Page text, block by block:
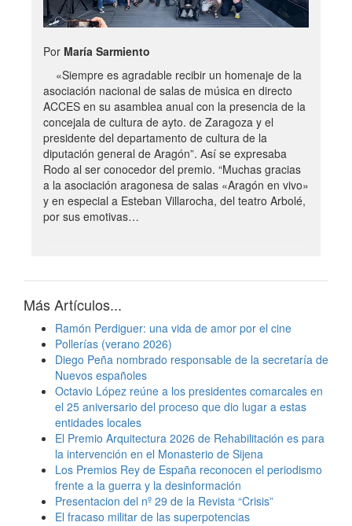
Por María Sarmiento
«Siempre es agradable recibir un homenaje de la
asociación nacional de salas de música en directo
ACCES en su asamblea anual con la presencia de la
concejala de cultura de ayto. de Zaragoza y el
presidente del departamento de cultura de la
diputación general de Aragón”. Así se expresaba
Rodo al ser conocedor del premio. “Muchas gracias
a la asociación aragonesa de salas «Aragón en vivo»
y en especial a Esteban Villarocha, del teatro Arbolé,
por sus emotivas…
Más Artículos...
Ramón Perdiguer: una vida de amor por el cine
Pollerías (verano 2026)
Diego Peña nombrado responsable de la secretaría de
Nuevos españoles
Octavio López reúne a los presidentes comarcales en
el 25 aniversario del proceso que dio lugar a estas
entidades locales
El Premio Arquitectura 2026 de Rehabilitación es para
la intervención en el Monasterio de Sijena
Los Premios Rey de España reconocen el periodismo
frente a la guerra y la desinformación
Presentacion del nº 29 de la Revista “Crisis”
El fracaso militar de las superpotencias